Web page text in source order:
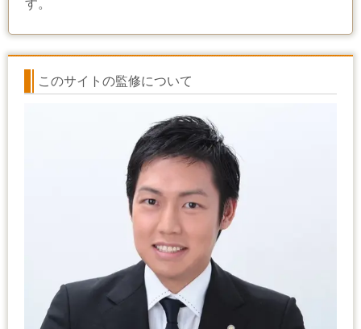
す。
このサイトの監修について